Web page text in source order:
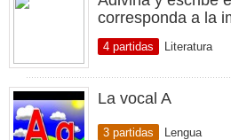
corresponda a la
4 partidas Literatura
La vocal A
3 partidas Lengua